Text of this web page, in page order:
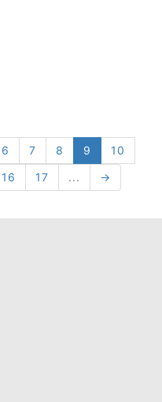
6 7 8 9
10
16 17 ... →